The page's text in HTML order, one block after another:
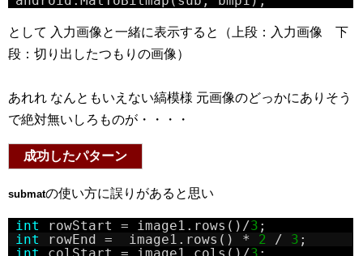
として 入力画像と一緒に表示すると（上段：入力画像 下
段：切り出したつもりの画像）
あれれ なんともいえない縞模様 元画像のどっかにありそう
で絶対無いしろものが・・・・
成功したパターン
submatの使い方に誤りがあると思い
int rowStart = image1.rows()/3 ;
int
rowEnd =  image1.rows() * 2 / 3 ;